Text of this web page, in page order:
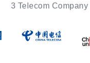
3 Telecom Company